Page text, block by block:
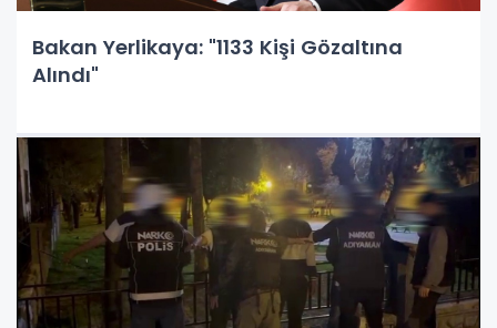
Bakan Yerlikaya: "1133 Kişi Gözaltına
Alındı"